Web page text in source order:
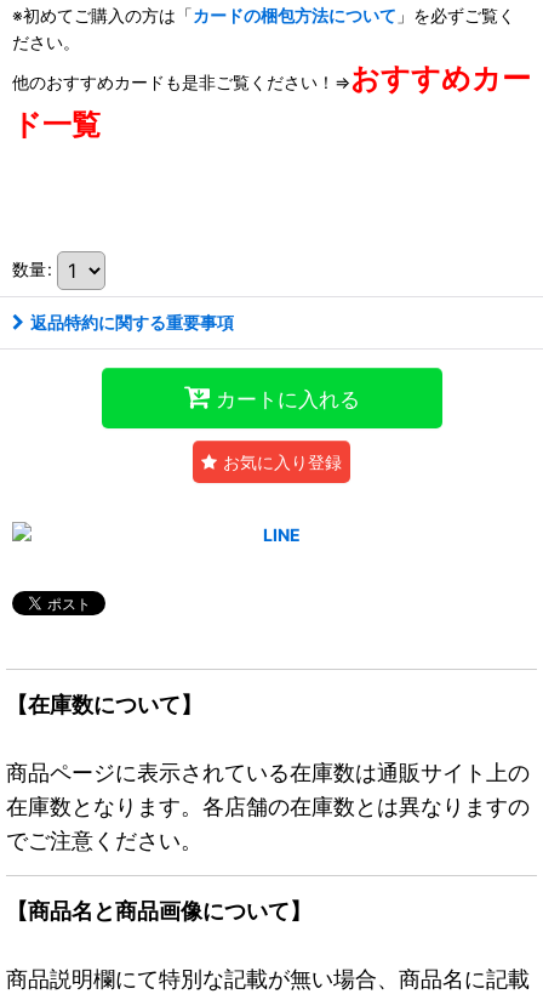
※初めてご購入の方は「カードの梱包方法について 」を必ずご覧く
ださい。
他のおすすめカードも是非ご覧ください！⇒おすすめカー
ド一覧
数量:
返品特約に関する重要事項
カートに入れる
お気に入り登録
【在庫数について】
商品ページに表示されている在庫数は通販サイト上の
在庫数となります。各店舗の在庫数とは異なりますの
でご注意ください。
【商品名と商品画像について】
商品説明欄にて特別な記載が無い場合、商品名に記載